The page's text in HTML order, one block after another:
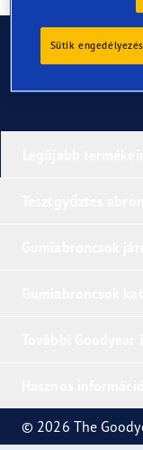
Kapcsolat
© 2026 The
Sütik